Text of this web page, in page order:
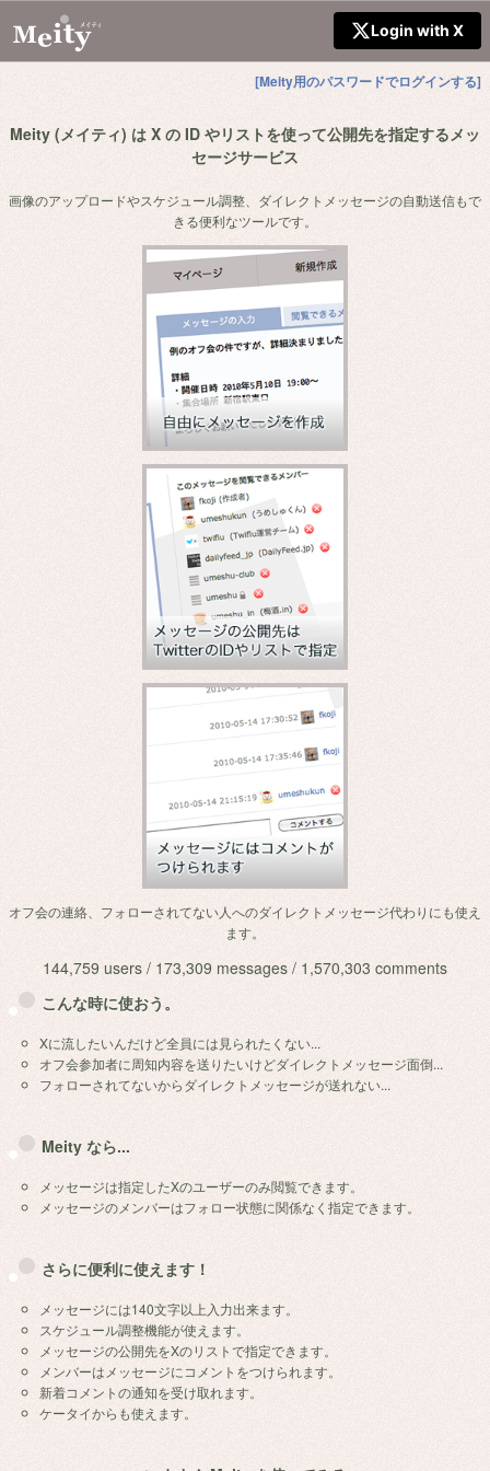
Login with X
[Meity用のパスワードでログインする]
Meity (メイティ) は X の ID やリストを使って公開先を指定するメッ
セージサービス
画像のアップロードやスケジュール調整、ダイレクトメッセージの自動送信もで
きる便利なツールです。
オフ会の連絡、フォローされてない人へのダイレクトメッセージ代わりにも使え
ます。
144,759 users / 173,309 messages / 1,570,303 comments
こんな時に使おう。
Xに流したいんだけど全員には見られたくない...
オフ会参加者に周知内容を送りたいけどダイレクトメッセージ面倒...
フォローされてないからダイレクトメッセージが送れない...
Meity なら...
メッセージは指定したXのユーザーのみ閲覧できます。
メッセージのメンバーはフォロー状態に関係なく指定できます。
さらに便利に使えます！
メッセージには140文字以上入力出来ます。
スケジュール調整機能が使えます。
メッセージの公開先をXのリストで指定できます。
メンバーはメッセージにコメントをつけられます。
新着コメントの通知を受け取れます。
ケータイからも使えます。